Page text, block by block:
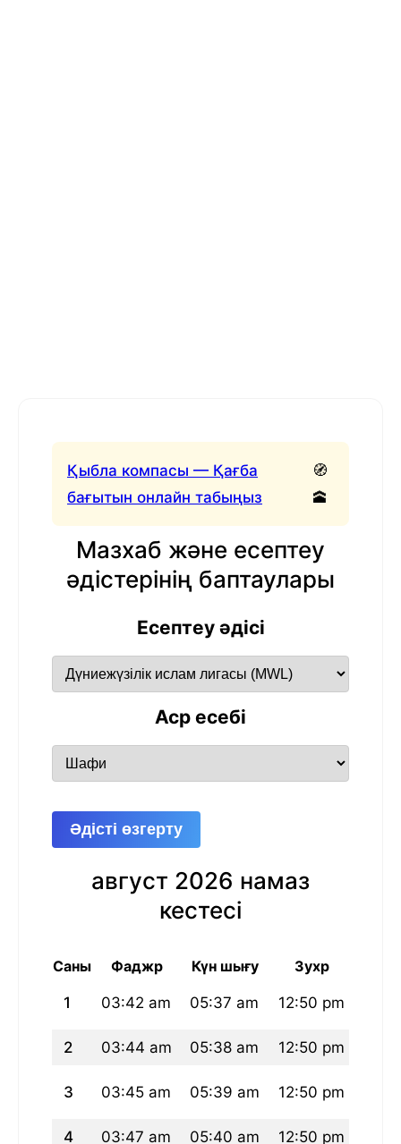
Қыбла компасы — Қағба
бағытын онлайн табыңыз
🧭
🕋
Мазхаб және есептеу
әдістерінің баптаулары
Есептеу әдісі
Аср есебі
Әдісті өзгерту
август 2026 намаз
кестесі
Саны Фаджр Күн шығу Зухр
1 03:42 am 05:37 am 12:50 pm
2 03:44 am 05:38 am 12:50 pm
3 03:45 am 05:39 am 12:50 pm
4 03:47 am 05:40 am 12:50 pm